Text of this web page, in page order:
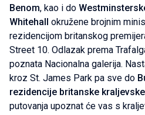
Benom, kao i do
Whitehall okružene brojnim
rezidencijom britanskog
Street 10. Odlazak prema
poznata Nacionalna galerija.
kroz St. James Park pa sve do
rezidencije britanske
putovanja upoznat će vas s